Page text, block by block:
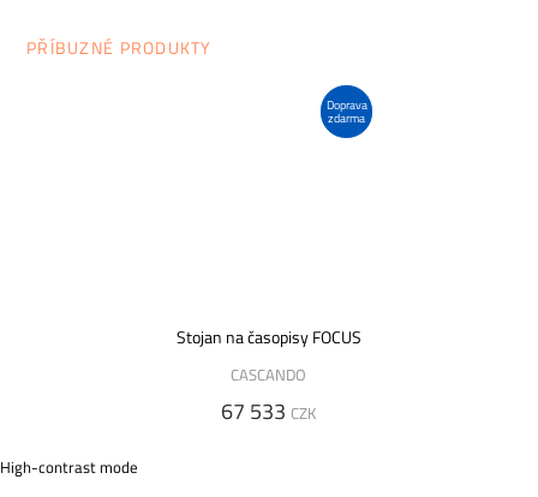
PŘÍBUZNÉ PRODUKTY
Doprava
zdarma
Stojan na časopisy FOCUS
CASCANDO
67 533 CZK
High-contrast mode